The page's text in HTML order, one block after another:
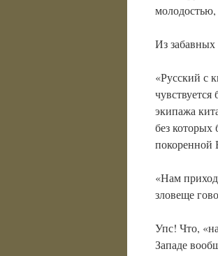
молодостью,
Из
«Русский с
экипажа
без
покоренной
«Нам
зловеще
Упс! Что,
Западе